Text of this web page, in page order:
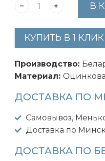
В
КУПИТЬ В 1 КЛИК
Производство:
Материал:
ДОСТАВКА ПО
Самовывоз,
Доставка по
ДОСТАВКА ПО